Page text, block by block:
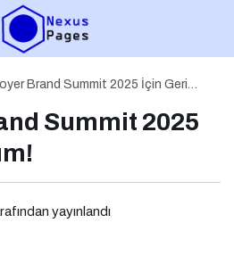
Brand Summit 2025 İçin Geri
Summit 2025
yayınlandı
Vizyonu Kazandıran Kitap: